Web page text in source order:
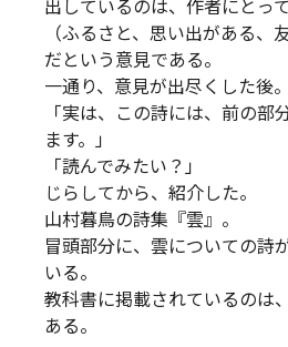
出しているのは、作者にとっ
（ふるさと、思い出がある、
だという意見である。
一通り、意見が出尽くした後。
「実は、この詩には、前の部
ます。」
「読んでみたい？」
じらしてから、紹介した。
山村暮鳥の詩集『雲』。
冒頭部分に、雲についての詩
いる。
教科書に掲載されているのは
ある。